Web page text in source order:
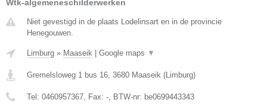
Wtk-algemeneschilderwerken
Niet gevestigd in de plaats Lodelinsart en in de provincie
Henegouwen.
Limburg » Maaseik | Google maps ▼
Gremelsloweg 1 bus 16 3680 Maaseik (Limburg)
Tel: 0460957367 , Fax: - , BTW-nr: be0699443343